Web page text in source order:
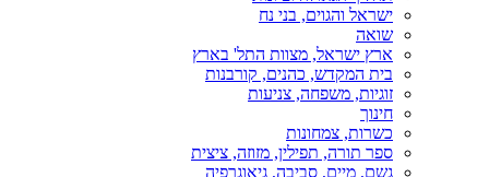
ישראל והגוים, בני נח
שואה
ארץ ישראל, מצוות התל' בארץ
בית המקדש, כהנים, קורבנות
זוגיות, משפחה, צניעות
חינוך
כשרות, צמחונות
ספר תורה, תפילין, מזוזה, ציצית
גשם, מיים, סביבה, גיאוגרפיה